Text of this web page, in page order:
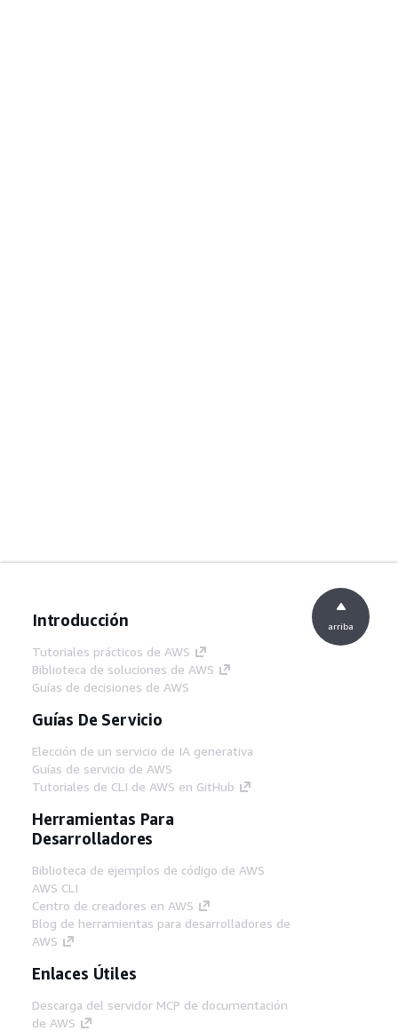
Introducción
Tutoriales prácticos de AWS
Biblioteca de soluciones de AWS
Guías de decisiones de AWS
Guías De Servicio
Elección de un servicio de IA generativa
Guías de servicio de AWS
Tutoriales de CLI de AWS en GitHub
Herramientas Para
Desarrolladores
Biblioteca de ejemplos de código de AWS
AWS CLI
Centro de creadores en AWS
Blog de herramientas para desarrolladores de
AWS
Enlaces Útiles
Descarga del servidor MCP de documentación
de AWS
arriba